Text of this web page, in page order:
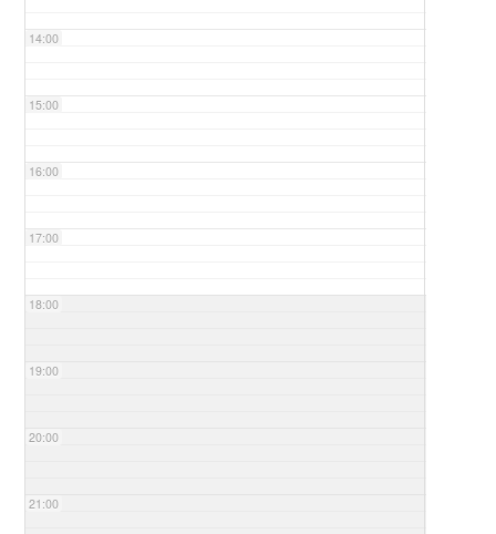
14:00
15:00
16:00
17:00
18:00
19:00
20:00
21:00